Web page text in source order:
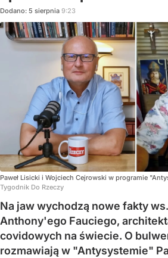
Dodano: 5 sierpnia 9:23
Paweł Lisicki i Wojciech Cejrowski w programie
Tygodnik Do Rzeczy
Na jaw wychodzą nowe fakty
Anthony'ego Fauciego,
covidowych na świecie. O
rozmawiają w "Antysystemie"